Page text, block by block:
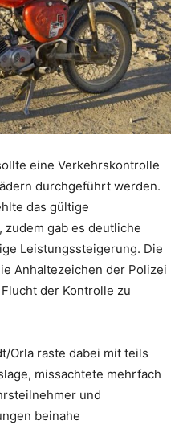
eine Verkehrskontrolle
durchgeführt werden.
das gültige
gab es deutliche
Leistungssteigerung. Die
Anhaltezeichen der Polizei
der Kontrolle zu
Orla raste dabei mit teils
missachtete mehrfach
und
beinahe